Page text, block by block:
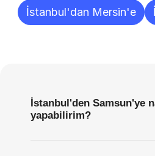
İstanbul'dan Mersin'e
İstanbul'den Samsun'ye
yapabilirim?